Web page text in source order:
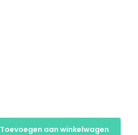
Toevoegen aan winkelwagen